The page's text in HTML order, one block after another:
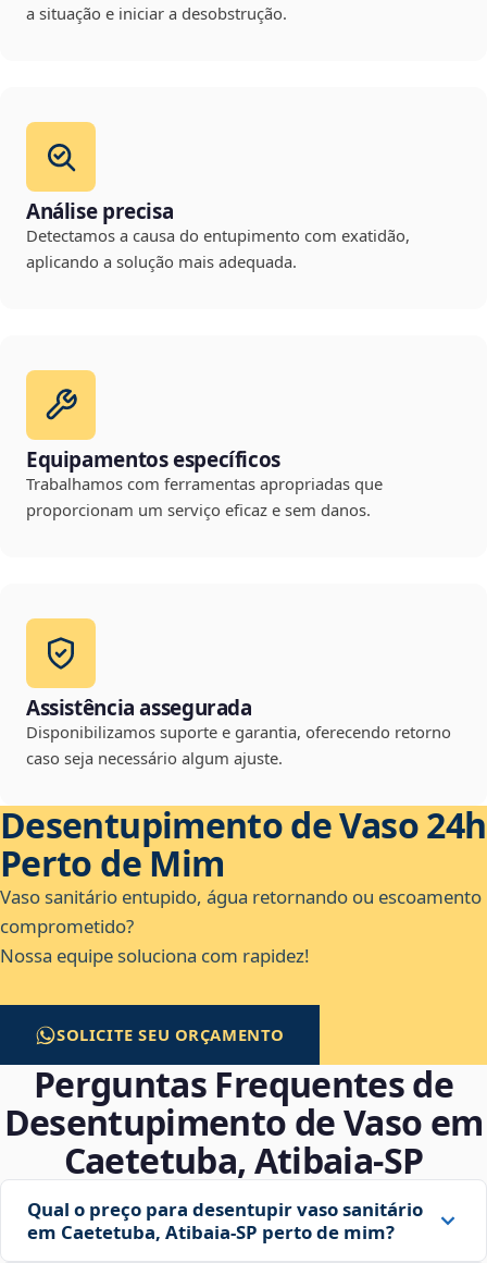
a situação e iniciar a desobstrução.
Análise precisa
Detectamos a causa do entupimento com exatidão,
aplicando a solução mais adequada.
Equipamentos específicos
Trabalhamos com ferramentas apropriadas que
proporcionam um serviço eficaz e sem danos.
Assistência assegurada
Disponibilizamos suporte e garantia, oferecendo retorno
caso seja necessário algum ajuste.
Desentupimento de Vaso 24h
Perto de Mim
Vaso sanitário entupido, água retornando ou escoamento
comprometido?
Nossa equipe soluciona com rapidez!
SOLICITE SEU ORÇAMENTO
Perguntas Frequentes de
Desentupimento de Vaso em
Caetetuba, Atibaia‑SP
Qual o preço para desentupir vaso sanitário
em Caetetuba, Atibaia‑SP perto de mim?